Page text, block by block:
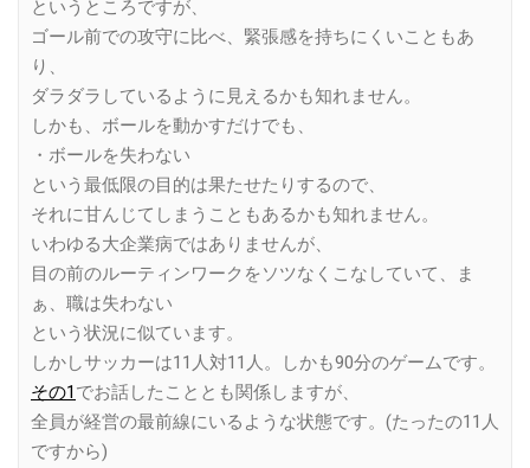
というところですが、
ゴール前での攻守に比べ、緊張感を持ちにくいこともあ
り、
ダラダラしているように見えるかも知れません。
しかも、ボールを動かすだけでも、
・ボールを失わない
という最低限の目的は果たせたりするので、
それに甘んじてしまうこともあるかも知れません。
いわゆる大企業病ではありませんが、
目の前のルーティンワークをソツなくこなしていて、ま
ぁ、職は失わない
という状況に似ています。
しかしサッカーは11人対11人。しかも90分のゲームです。
その1でお話したこととも関係しますが、
全員が経営の最前線にいるような状態です。(たったの11人
ですから)